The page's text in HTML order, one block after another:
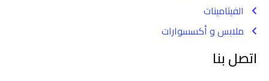
الفيتامينات
ملابس و أكسسوارات
اتصل بنا